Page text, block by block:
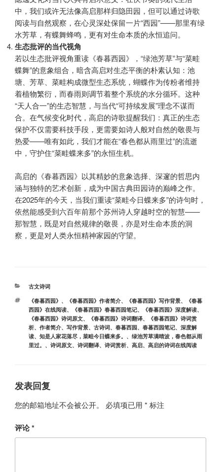
中，我们或许无法像高启那样归隐田园，但可以通过诗歌
阅读与自然观察，在心灵深处保留一片“西园”——那里有绿
水芳草，有蝶舞蜂鸣，更有对生命本质的永恒追问。
生态批评的当代视角
若以生态批评视角重读《春暮西园》，“绿池芳草”与“菜畦
蝶舞”的意象组合，暗含高启对生态平衡的朴素认知：池
塘、芳草、菜畦构成微型生态系统，蝴蝶作为传粉者维持
着植物繁衍，而春雨则调节着整个系统的水分循环。这种
“天人合一”的生态智慧，与当代“可持续发展”理念不谋而
合。在气候变化时代，高启的诗歌提醒我们：真正的生态
保护不仅需要科技手段，更需要如诗人般对自然的敬畏与
热爱——唯有如此，我们才能在“春色都从雨里过”的流逝
中，守护住“菜畦蝶来多”的永恒生机。
高启的《春暮西园》以其精妙的意象选择、深邃的哲思内
涵与独特的艺术创新，成为中国古典田园诗的巅峰之作。
在2025年的今天，当我们重读“菜畦今日蝶来多”的诗句时，
依然能感受到六百年前那个苏州诗人穿越时空的智慧——
那智慧，既是对自然规律的敬畏，亦是对生命本质的洞
察，更是对人类永恒精神家园的守望。
分
古文诗词
标
签
《春暮西园》 、 《春暮西园》作者简介、 《春暮西园》写作背景、
《春暮
西园》在线阅读、 《春暮西园》春暮西园笔记、 《春暮西园》深度解读、
《春暮西园》诗词原文、 《春暮西园》诗词翻译、
《春暮西园》诗词赏
析、 作者简介、 写作背景、 古诗词、 春暮西园、 春暮西园笔记、 深度解
读、 知是人家花落尽，菜畦今日蝶来多。 、 绿池芳草满晴波，春色都从雨
里过。 、 诗词原文、 诗词翻译、 诗词赏析、 高启、 高启的诗词在线阅读
发表回复
您的邮箱地址不会被公开。 必填项已用 * 标注
评论*